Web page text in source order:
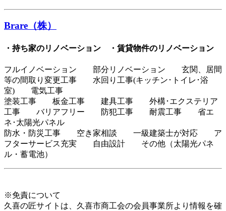
Brare（株）
・持ち家のリノベーション ・賃貸物件のリノベーション
フルイノベーション 部分リノベーション 玄関、居間
等の間取り変更工事 水回り工事(キッチン･トイレ･浴
室) 電気工事
塗装工事 板金工事 建具工事 外構･エクステリア
工事 バリアフリー 防犯工事 耐震工事 省エ
ネ･太陽光パネル
防水・防災工事 空き家相談 一級建築士が対応 ア
フターサービス充実 自由設計 その他（太陽光パネ
ル・蓄電池）
※免責について
久喜の匠サイトは、久喜市商工会の会員事業所より情報を確